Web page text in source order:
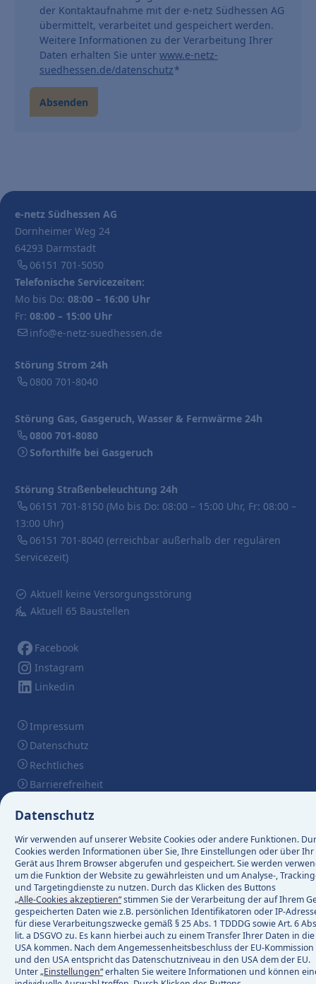
Datenschutz
Wir verwenden auf unserer Website Cookies oder andere Funktionen.
Cookies werden Informationen über Sie, Ihre Einstellungen oder über Ihr
Gerät aus Ihrem Browser abgerufen und gespeichert. Sie werden
um die Funktion der Website zu gewährleisten und um Analyse-,
und Targetingdienste zu nutzen. Durch das Klicken des Buttons
„Alle-Cookies akzeptieren“stimmen Sie der Verarbeitung der auf Ihrem
gespeicherten Daten wie z.B. persönlichen Identifikatoren oder IP-
für diese Verarbeitungszwecke gemäß § 25 Abs. 1 TDDDG sowie Art. 6
lit. a DSGVO zu. Es kann hierbei auch zu einem Transfer Ihrer Daten in die
USA kommen. Nach dem Angemessenheitsbeschluss der EU-Kommission
und den USA entspricht das Datenschutzniveau in den USA dem der EU.
Unter„Einstellungen“erhalten Sie weitere Informationen und können
der Kontaktaufnahme mit der e-netz Südhessen AG
übermittelt, verarbeitet und gespeichert werden.
Weitere Informationen zu der Verarbeitung Ihrer
Daten erhalten Sie unter www.e-netz-
suedhessen.de/datenschutz*
e-netz Südhessen AG
Dornheimer Weg 24
64293 Darmstadt
06151 701-5050
Telefonische Servicezeiten:
Mo bis Do: 08:00 – 16:00 Uhr
Fr: 08:00 – 15:00 Uhr
info@e-netz-suedhessen.de
Störung Strom 24h
0800 701-8040
Störung Gas, Gasgeruch, Wasser & Fernwärme 24h
0800 701-8080
Soforthilfe bei Gasgeruch
Störung Straßenbeleuchtung 24h
06151 701-8150 (Mo bis Do: 08:00 – 15:00 Uhr, Fr: 08:00 –
13:00 Uhr)
06151 701-8040 (erreichbar außerhalb der regulären
Servicezeit)
Aktuell keine Versorgungsstörung
Aktuell 65 Baustellen
Facebook
Instagram
Linkedin
Impressum
Datenschutz
Rechtliches
Barrierefreiheit
Zentraleinkauf
Mitarbeiter-Login
© 2026 e-netz Südhessen AG
Südhessen AG
5 Hausanschluss
Weitere Themen
Lieferantenwechsel
Ablesen & messen
Mein Zähler
Mein Zähler
Umstellung auf digitale
Messkonzepte
Erzeugen & speichern
und Speicher 3 Energy
Betreiberwechsel
Weitere Themen
Frage zu EEG-/KWKG-Vergütung oder
Marktstammdatenregister
Kontakt & Service
Kontakt 2
Kontakt
Ihre Nachricht an uns
Kontakt und Infos
Weitere
Wichtige Begriffe
Wir in der Region
Wir in der Region
Die e-netz Südhessen
PAMAd
Kommunen
Kommunale
Marktpartner
Installateure
Weitere Themen
Grundversorgung
Login
Kundenportal